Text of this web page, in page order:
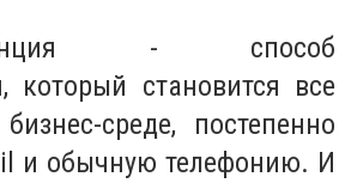
- способ
который становится все
среде, постепенно
и обычную телефонию. И